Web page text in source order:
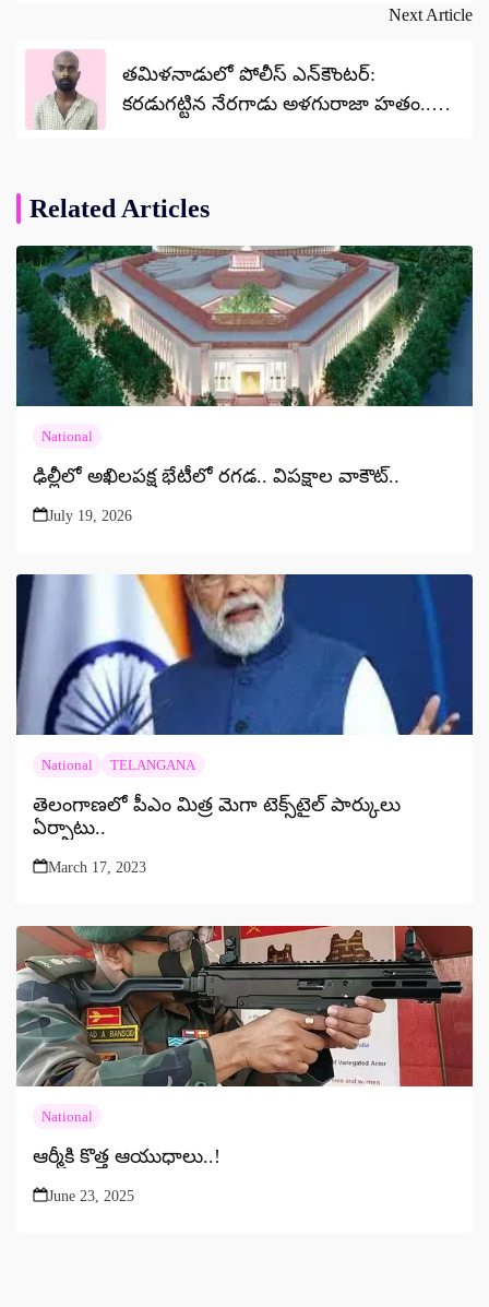
Next Article
తమిళనాడులో పోలీస్ ఎన్‌కౌంటర్:
కరడుగట్టిన నేరగాడు అళగురాజా హతం..
Related Articles
National
ఢిల్లీలో అఖిలపక్ష భేటీలో రగడ.. విపక్షాల వాకౌట్..
July 19, 2026
National TELANGANA
తెలంగాణలో పీఎం మిత్ర మెగా టెక్స్‌టైల్ పార్కులు
ఏర్పాటు..
March 17, 2023
National
ఆర్మీకి కొత్త ఆయుధాలు..!
June 23, 2025